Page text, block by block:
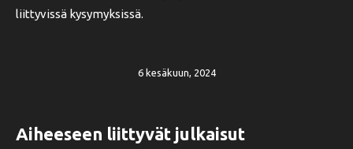
liittyvissä kysymyksissä.
6 kesäkuun, 2024
Aiheeseen liittyvät julkaisut